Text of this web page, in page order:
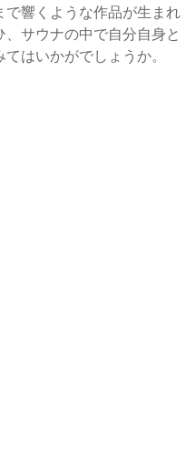
で響くような作品が生まれ
サウナの中で自分自身と
はいかがでしょうか。